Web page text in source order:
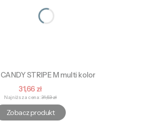
STRIPE M multi kolor
Cena promocyjna
31,66 zł
Najniższa cena: 31,63 zł
Zobacz produkt